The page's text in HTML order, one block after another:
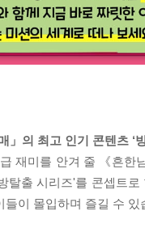
」의 최고 인기 콘텐츠 ‘
재미를 안겨 줄 《흔한
탈출 시리즈'를 콘셉트
들이 몰입하며 즐길 수 있